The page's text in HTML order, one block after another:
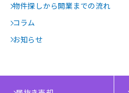
物件探しから開業までの流れ
コラム
お知らせ